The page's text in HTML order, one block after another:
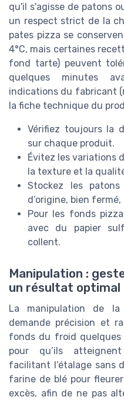
qu'il s'agisse de patons
un respect strict de la
pates pizza se
4°C, mais certaines
fond tarte) peuvent
quelques minutes
indications du fabricant
la fiche technique du
Vérifiez toujours la
sur chaque produit.
Évitez les variations
la texture et la
Stockez les
d’origine, bien
Pour les fonds
avec du papier
collent.
Manipulation :
un résultat optimal
La manipulation de la
demande précision et
fonds du froid
pour qu’ils
facilitant l’étalage sans
farine de blé pour
excès, afin de ne pas